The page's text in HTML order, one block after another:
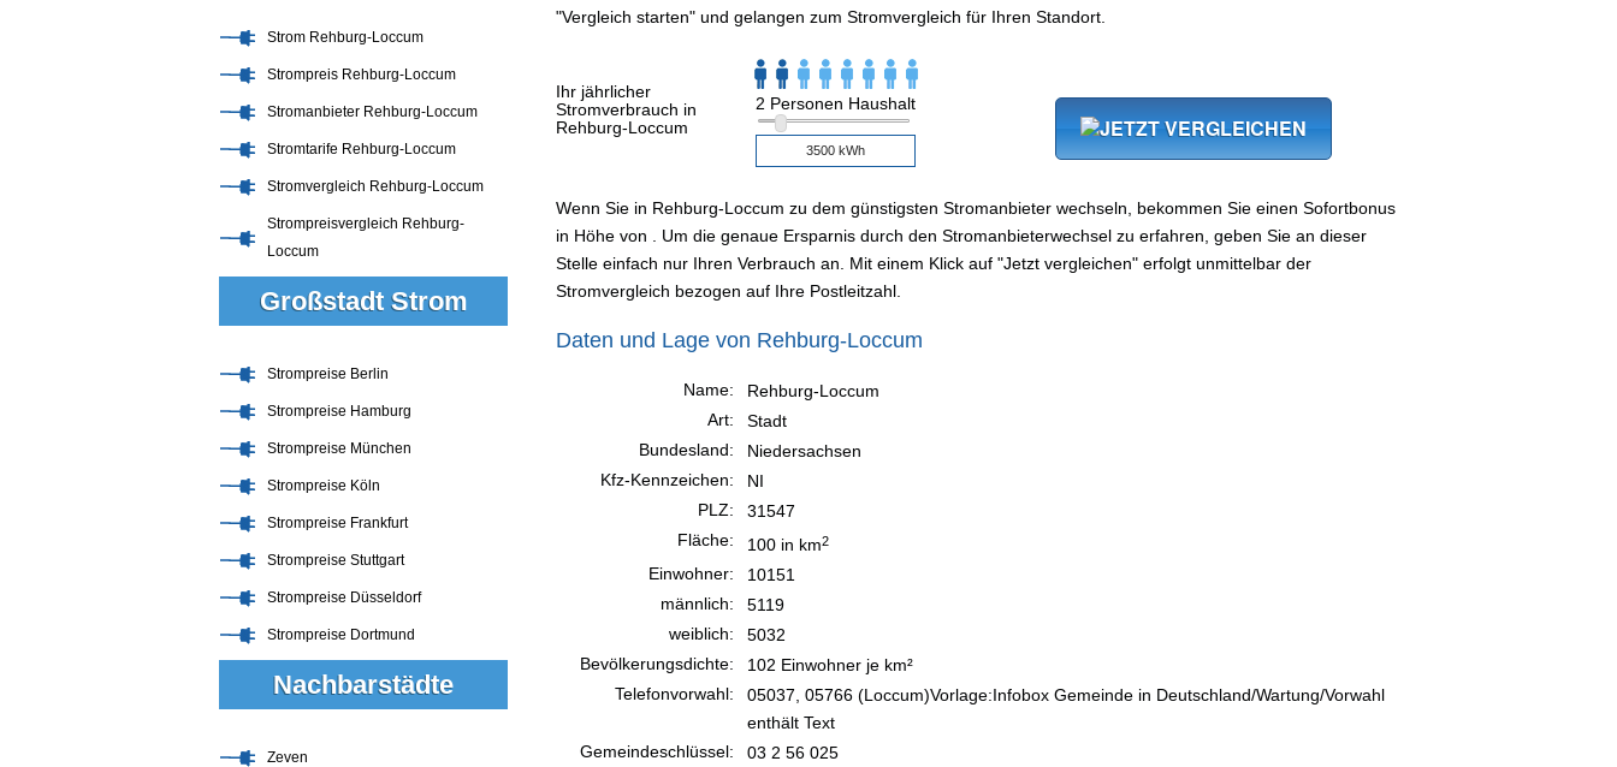
"Vergleich starten" und gelangen zum Stromvergleich für Ihren Standort.
Ihr jährlicher
Stromverbrauch in
Rehburg-Loccum
2 Personen Haushalt
Wenn Sie in Rehburg-Loccum zu dem günstigsten Stromanbieter wechseln, bekommen Sie einen Sofortbonus
in Höhe von . Um die genaue Ersparnis durch den Stromanbieterwechsel zu erfahren, geben Sie an dieser
Stelle einfach nur Ihren Verbrauch an. Mit einem Klick auf "Jetzt vergleichen" erfolgt unmittelbar der
Stromvergleich bezogen auf Ihre Postleitzahl.
Daten und Lage von Rehburg-Loccum
Name:
Rehburg-Loccum
Art:
Stadt
Bundesland:
Niedersachsen
Kfz-Kennzeichen:
NI
PLZ:
31547
Fläche:
100 in km2
Einwohner:
10151
männlich:
5119
weiblich:
5032
Bevölkerungsdichte:
102 Einwohner je km²
Telefonvorwahl:
05037, 05766 (Loccum)Vorlage:Infobox Gemeinde in Deutschland/Wartung/Vorwahl
enthält Text
Gemeindeschlüssel:
03 2 56 025
Strom Rehburg-Loccum
Strompreis Rehburg-Loccum
Stromanbieter Rehburg-Loccum
Stromtarife Rehburg-Loccum
Stromvergleich Rehburg-Loccum
Strompreisvergleich Rehburg-
Loccum
Großstadt Strom
Strompreise Berlin
Strompreise Hamburg
Strompreise München
Strompreise Köln
Strompreise Frankfurt
Strompreise Stuttgart
Strompreise Düsseldorf
Strompreise Dortmund
Nachbarstädte
Zeven